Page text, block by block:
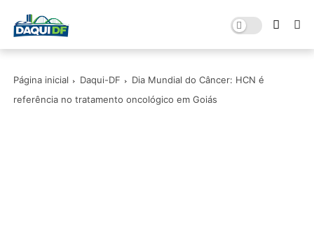
Página inicial Daqui-DF
Dia Mundial do Câncer: HCN é
referência no tratamento oncológico em Goiás